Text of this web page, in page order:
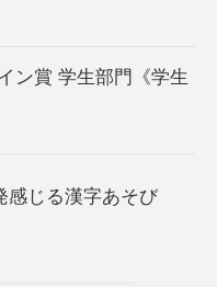
ン賞 学生部門《学生
感じる漢字あそび